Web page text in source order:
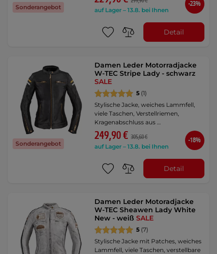
Sonderangebot
auf Lager – 13.8. bei Ihnen
-23%
Detail
Sonderangebot
Damen Leder Motorradjacke
W-TEC Stripe Lady - schwarz
SALE
5 (1)
Stylische Jacke, weiches Lammfell,
viele Taschen, Verstellriemen,
Kragenabschluss aus …
249,90 € 305,60 €
auf Lager – 13.8. bei Ihnen
-18%
Detail
Damen Leder Motoradjacke
W-TEC Sheawen Lady White
New - weißSALE
5 (7)
Stylische Jacke mit Patches, weiches
Lammfell, viele Taschen, verstellbare